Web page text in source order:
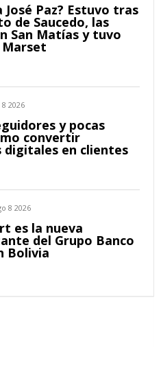
José Paz? Estuvo tras
de Saucedo, las
San Matías y tuvo
Marset
2026
y pocas
convertir
digitales en clientes
8 2026
es la nueva
del Grupo Banco
Bolivia